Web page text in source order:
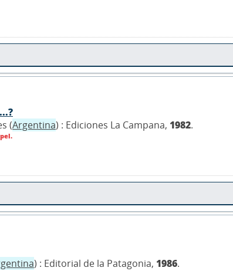
(Argentina) : Ediciones La Campana, 1982.
) : Editorial de la Patagonia, 1986.